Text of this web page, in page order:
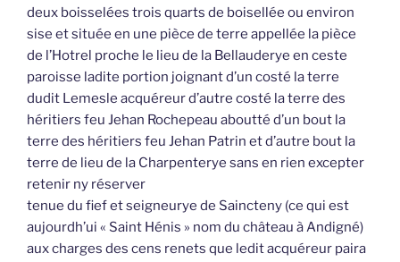
deux boisselées trois quarts de boisellée ou environ
sise et située en une pièce de terre appellée la pièce
de l’Hotrel proche le lieu de la Bellauderye en ceste
paroisse ladite portion joignant d’un costé la terre
dudit Lemesle acquéreur d’autre costé la terre des
héritiers feu Jehan Rochepeau aboutté d’un bout la
terre des héritiers feu Jehan Patrin et d’autre bout la
terre de lieu de la Charpenterye sans en rien excepter
retenir ny réserver
tenue du fief et seigneurye de Saincteny (ce qui est
aujourdh’ui « Saint Hénis » nom du château à Andigné)
aux charges des cens renets que ledit acquéreur paira